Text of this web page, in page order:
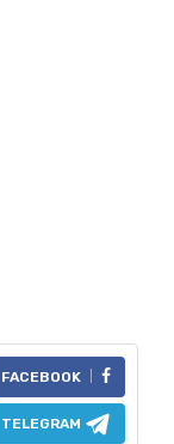
FACEBOOK
TELEGRAM